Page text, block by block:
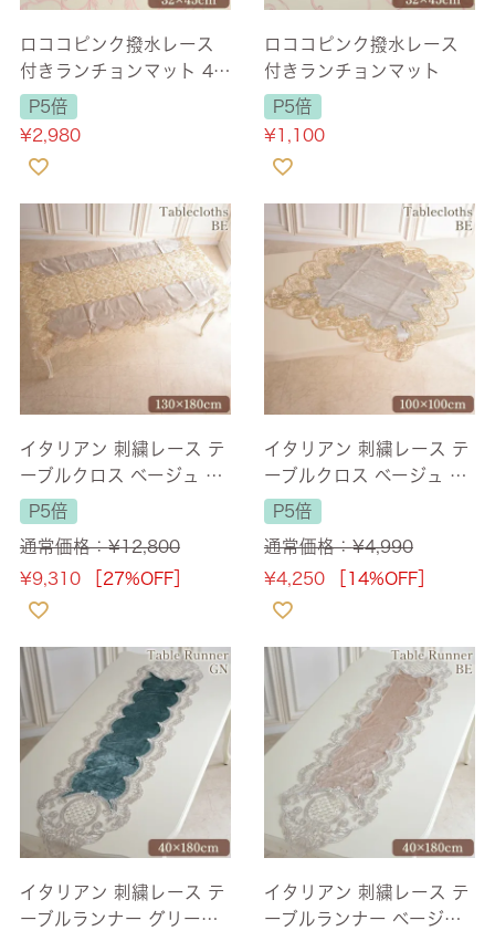
ロココピンク撥水レース
付きランチョンマット 4枚
セット
P5倍
¥2,980
ロココピンク撥水レース
付きランチョンマット
P5倍
¥1,100
イタリアン 刺繍レース テ
ーブルクロス ベージュ 13
0×180cm 【送料無料】
P5倍
通常価格：¥12,800
¥9,310 ［27%OFF］
イタリアン 刺繍レース テ
ーブルクロス ベージュ 幅
100cm
P5倍
通常価格：¥4,990
¥4,250 ［14%OFF］
イタリアン 刺繍レース テ
ーブルランナー グリーン
イタリアン 刺繍レース テ
ーブルランナー ベージュ